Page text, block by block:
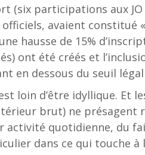
(six participations aux
avaient constitué
hausse de 15%
ont été créés et
en dessous du seuil
loin d’être idyllique.
brut) ne présagent
quotidienne, du fait
dans ce qui touche